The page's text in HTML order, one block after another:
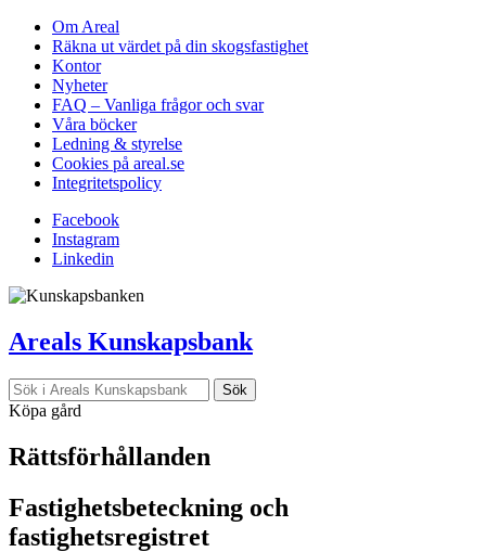
Om Areal
Räkna ut värdet på din skogsfastighet
Kontor
Nyheter
FAQ – Vanliga frågor och svar
Våra böcker
Ledning & styrelse
Cookies på areal.se
Integritetspolicy
Facebook
Instagram
Linkedin
Areals Kunskapsbank
Köpa gård
Rättsförhållanden
Fastighetsbeteckning och
fastighetsregistret